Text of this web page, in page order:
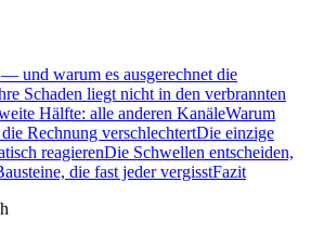
und warum es ausgerechnet die
Schaden liegt nicht in den verbrannten
Hälfte: alle anderen KanäleWarum
Rechnung verschlechtertDie einzige
reagierenDie Schwellen entscheiden,
die fast jeder vergisstFazit